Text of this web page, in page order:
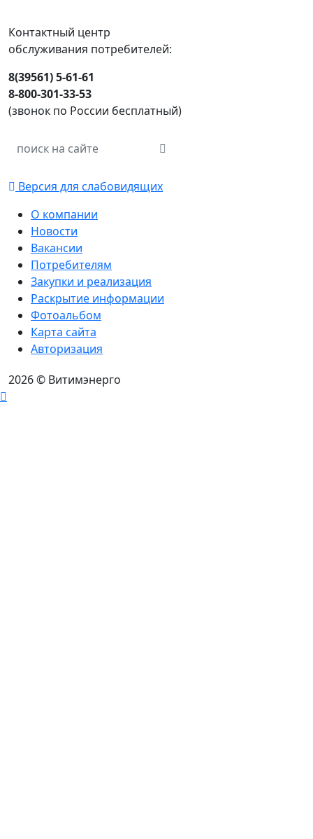
Контактный центр
обслуживания потребителей:
8(39561) 5-61-61
8-800-301-33-53
(звонок по России бесплатный)
Версия для слабовидящих
О компании
Новости
Вакансии
Потребителям
Закупки и реализация
Раскрытие информации
Фотоальбом
Карта сайта
Авторизация
2026© Витимэнерго